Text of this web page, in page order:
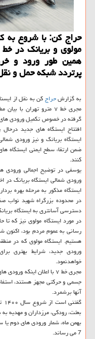
حراج کن: با شروع به
همین طور ورود و
پرتردد شبکه حمل و
به گزارشحراجکن به نقل از
مجری خط ۷ مترو تهران
گرفته در خصوص تکمیل ورودی های
افتتاح ایستگاه های جدید
ایستگاه بریانک و نیز ورودی
ضمن ارتقاء سطح ایمنی ایستگاه
کنند.
یوسفی در توضیح اجمالی ورودی
ورودی شمالی ایستگاه بریانک در
در محدوده بزرگراه شهید نواب
دسترسی آسانتری به ایستگاه
در مورد ایستگاه مولوی نیز که
رسانی به عموم مردم بود، اکنون
هستیم. ایستگاه مولوی که در
ورودی جدید، شرایط بهتری
خواهدنمود.
مجری خط ۷ با اعلان اینکه
جسمی و حرکتی مجهز هستند،
آنها برشمرد.
بهمن ماه، شمار ورودی های دوم
7 می رساند.